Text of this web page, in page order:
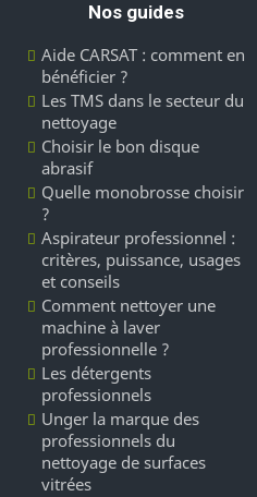
Nos guides
Aide CARSAT : comment en
bénéficier ?
Les TMS dans le secteur du
nettoyage
Choisir le bon disque
abrasif
Quelle monobrosse choisir
?
Aspirateur professionnel :
critères, puissance, usages
et conseils
Comment nettoyer une
machine à laver
professionnelle ?
Les détergents
professionnels
Unger la marque des
professionnels du
nettoyage de surfaces
vitrées